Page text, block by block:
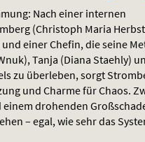
Nach einer internen
(Christoph Maria
einer Chefin, die seine
Tanja (Diana Staehly)
zu überleben, sorgt
und Charme für Chaos.
drohenden
– egal, wie sehr das